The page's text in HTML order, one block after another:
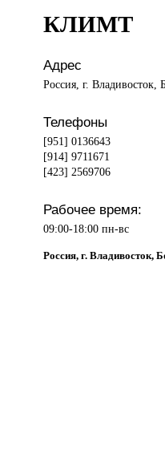
КЛИМТ
Адрес
Россия, г. Владивосток,
Телефоны
[951] 0136643
[914] 9711671
[423] 2569706
Рабочее время:
09:00-18:00 пн-вс
Россия, г. Владивосток,